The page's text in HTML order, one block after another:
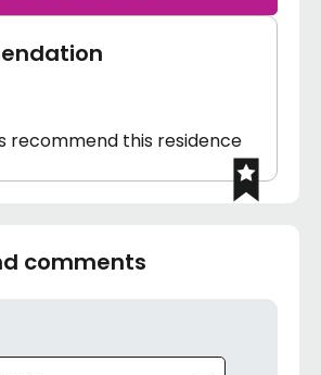
recommend this residence
comments